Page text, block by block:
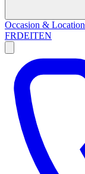
Occasion & Location
FRDEITEN